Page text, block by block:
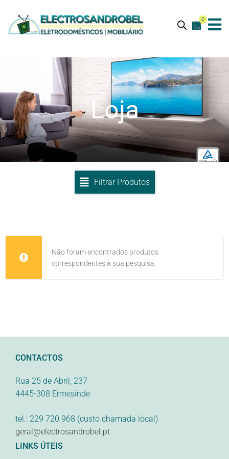
0
Loja
Filtrar Produtos
Não foram encontrados produtos
correspondentes à sua pesquisa.
CONTACTOS
Rua 25 de Abril, 237
4445-308 Ermesinde
tel.: 229 720 968 (custo chamada local)
geral@electrosandrobel.pt
LINKS ÚTEIS